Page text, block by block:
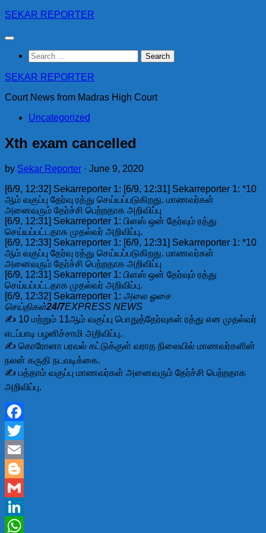
Skip
content
SEKAR REPORTER
Search
for:
SEKAR REPORTER
Court News from Madras High Court
Uncategorized
Xth exam cancelled
by Sekar Reporter · June 9, 2020
[6/9, 12:32] Sekarreporter 1: [6/9, 12:31] Sekarreporter 1: *10
ஆம் வகுப்பு தேர்வு ரத்து செய்யப்படுகிறது. மாணவர்கள்
அனைவரும் தேர்ச்சி பெற்றதாக அறிவிப்பு
[6/9, 12:31] Sekarreporter 1: பிளஸ் ஒன் தேர்வும் ரத்து
செய்யப்பட்டதாக முதல்வர் அறிவிப்பு.
[6/9, 12:33] Sekarreporter 1: [6/9, 12:31] Sekarreporter 1: *10
ஆம் வகுப்பு தேர்வு ரத்து செய்யப்படுகிறது. மாணவர்கள்
அனைவரும் தேர்ச்சி பெற்றதாக அறிவிப்பு
[6/9, 12:31] Sekarreporter 1: பிளஸ் ஒன் தேர்வும் ரத்து
செய்யப்பட்டதாக முதல்வர் அறிவிப்பு.
[6/9, 12:32] Sekarreporter 1: அலை ஓசை
செய்திகள்24/7EXPRESS NEWS
✍️ 10 மற்றும் 11ஆம் வகுப்பு பொதுத்தேர்வுகள் ரத்து என முதல்வர்
எடப்பாடி பழனிச்சாமி அறிவிப்பு.
✍️ கொரோனா பரவல் கட்டுக்குள் வராத நிலையில் மாணவர்களின்
நலன் கருதி நடவடிக்கை.
✍️ பத்தாம் வகுப்பு மாணவர்கள் அனைவரும் தேர்ச்சி பெற்றதாக
அறிவிப்பு.
Facebook
Twitter
Email
Blogger
Gmail
LinkedIn